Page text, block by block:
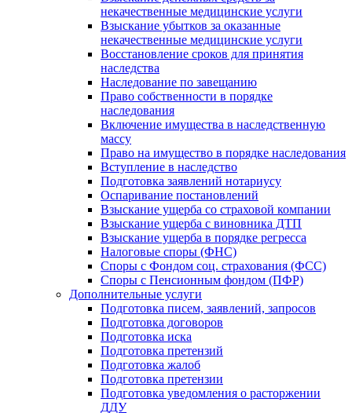
некачественные медицинские услуги
Взыскание убытков за оказанные
некачественные медицинские услуги
Восстановление сроков для принятия
наследства
Наследование по завещанию
Право собственности в порядке
наследования
Включение имущества в наследственную
массу
Право на имущество в порядке наследования
Вступление в наследство
Подготовка заявлений нотариусу
Оспаривание постановлений
Взыскание ущерба со страховой компании
Взыскание ущерба с виновника ДТП
Взыскание ущерба в порядке регресса
Налоговые споры (ФНС)
Споры с Фондом соц. страхования (ФСС)
Споры с Пенсионным фондом (ПФР)
Дополнительные услуги
Подготовка писем, заявлений, запросов
Подготовка договоров
Подготовка иска
Подготовка претензий
Подготовка жалоб
Подготовка претензии
Подготовка уведомления о расторжении
ДДУ